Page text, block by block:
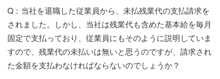
Q：当社を退職した従業員から、未払残業代の支払請求を
されました。しかし、当社は残業代も含めた基本給を毎月
固定で支払っており、従業員にもそのように説明していま
すので、残業代の未払いは無いと思うのですが、請求され
た金額を支払わなければならないのでしょうか？